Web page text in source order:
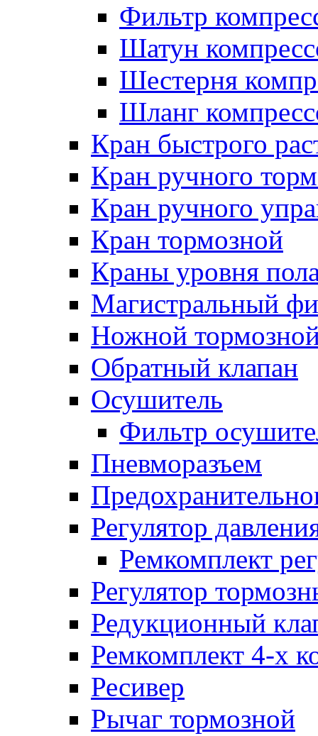
Фильтр
Шатун
Шестерня
Шланг
Кран быстрого
Кран ручного
Кран ручного
Кран тормозной
Краны уровня
Магистральный
Ножной
Обратный клапан
Осушитель
Фильтр
Пневморазъем
Регулятор
Ремкомплект
Регулятор
Редукционный
Ремкомплект 4-х
Ресивер
Рычаг тормозной